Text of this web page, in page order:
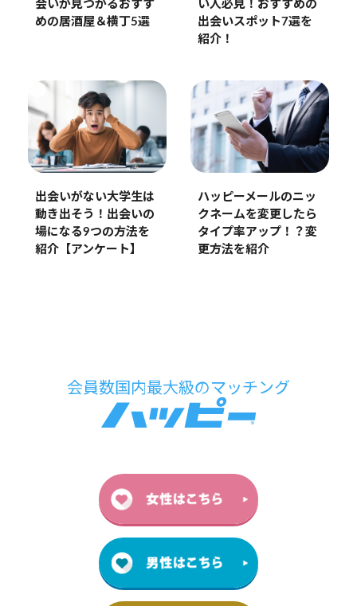
会いが見つかるおすす
めの居酒屋＆横丁5選
い人必見！おすすめの
出会いスポット7選を
紹介！
出会いがない大学生は
動き出そう！出会いの
場になる9つの方法を
紹介【アンケート】
ハッピーメールのニッ
クネームを変更したら
タイプ率アップ！？変
更方法を紹介